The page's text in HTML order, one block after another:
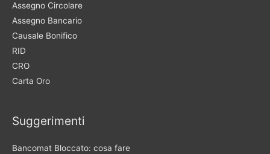
Assegno Circolare
Assegno Bancario
Causale Bonifico
RID
CRO
Carta Oro
Suggerimenti
Bancomat Bloccato: cosa fare